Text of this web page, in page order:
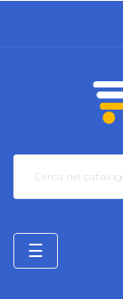
navigazione
Toggle
☰